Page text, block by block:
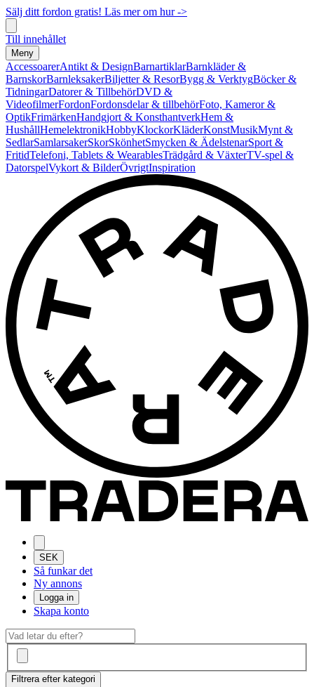
Sälj ditt fordon gratis! Läs mer om hur ->
Till innehållet
Meny
AccessoarerAntikt & DesignBarnartiklarBarnkläder &
BarnskorBarnleksakerBiljetter & ResorBygg & VerktygBöcker &
TidningarDatorer & TillbehörDVD &
VideofilmerFordonFordonsdelar & tillbehörFoto, Kameror &
OptikFrimärkenHandgjort & KonsthantverkHem &
HushållHemelektronikHobbyKlockorKläderKonstMusikMynt &
SedlarSamlarsakerSkorSkönhetSmycken & ÄdelstenarSport &
FritidTelefoni, Tablets & WearablesTrädgård & VäxterTV-spel &
DatorspelVykort & BilderÖvrigtInspiration
SEK
Så funkar det
Ny annons
Logga in
Skapa konto
Filtrera efter kategori